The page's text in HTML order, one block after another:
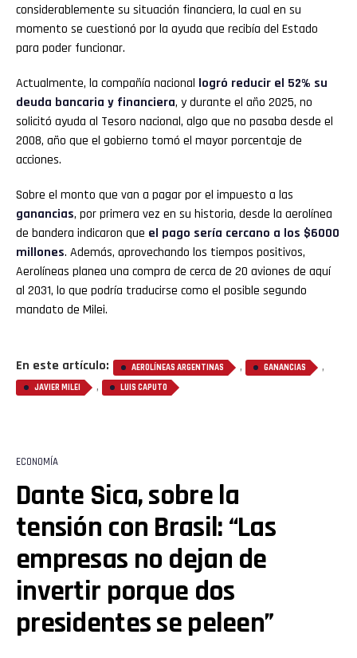
considerablemente su situación financiera, la cual en su
momento se cuestionó por la ayuda que recibía del Estado
para poder funcionar.
Actualmente, la compañía nacional logró reducir el 52% su
deuda bancaria y financiera, y durante el año 2025, no
solicitó ayuda al Tesoro nacional, algo que no pasaba desde el
2008, año que el gobierno tomó el mayor porcentaje de
acciones.
Sobre el monto que van a pagar por el impuesto a las
ganancias, por primera vez en su historia, desde la aerolínea
de bandera indicaron que el pago sería cercano a los $6000
millones. Además, aprovechando los tiempos positivos,
Aerolíneas planea una compra de cerca de 20 aviones de aquí
al 2031, lo que podría traducirse como el posible segundo
mandato de Milei.
En este artículo: AEROLÍNEAS ARGENTINAS , GANANCIAS ,
JAVIER MILEI , LUIS CAPUTO
ECONOMÍA
Dante Sica, sobre la
tensión con Brasil: “Las
empresas no dejan de
invertir porque dos
presidentes se peleen”